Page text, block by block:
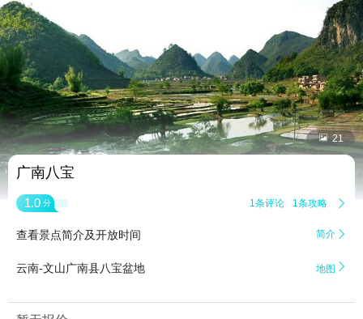
 21
广南八宝
1.0 分 1条评论 1条攻略 
查看景点简介及开放时间 简介 
云南-文山广南县八宝盆地 地图 
